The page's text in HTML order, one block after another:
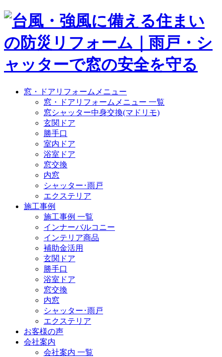
窓・ドアリフォームメニュー
窓・ドアリフォームメニュー 一覧
窓シャッター中身交換(マドリモ)
玄関ドア
勝手口
室内ドア
浴室ドア
窓交換
内窓
シャッター･雨戸
エクステリア
施工事例
施工事例 一覧
インナーバルコニー
インテリア商品
補助金活用
玄関ドア
勝手口
浴室ドア
窓交換
内窓
シャッター･雨戸
エクステリア
お客様の声
会社案内
会社案内 一覧